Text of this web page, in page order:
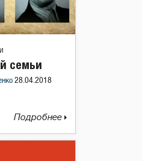
семьи
28.04.2018
Подробнее